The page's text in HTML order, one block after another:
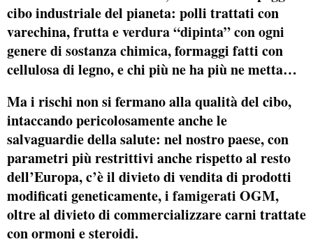
cibo industriale del pianeta: polli trattati con
varechina,frutta e verdura “dipinta” con ogni
genere di sostanza chimica, formaggi fatti con
cellulosa di legno, e chi più ne ha più ne metta…
Ma i rischi non si fermano alla qualità del cibo,
intaccando pericolosamente anche le
salvaguardie della salute: nel nostro paese, con
parametri più restrittivi anche rispetto al resto
dell’Europa, c’è il divieto di vendita di prodotti
modificati geneticamente,i famigerati OGM,
oltre al divieto di commercializzare carni trattate
con ormoni e steroidi.